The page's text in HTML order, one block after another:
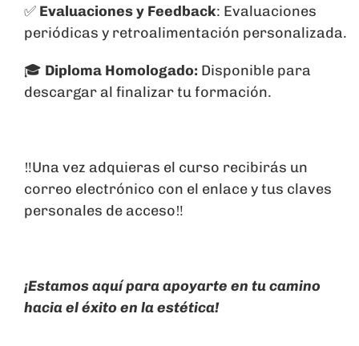
✅ Evaluaciones y Feedback: Evaluaciones
periódicas y retroalimentación personalizada.
🎓 Diploma Homologado: Disponible para
descargar al finalizar tu formación.
‼️Una vez adquieras el curso recibirás un
correo electrónico con el enlace y tus claves
personales de acceso‼️
¡Estamos aquí para apoyarte en tu camino
hacia el éxito en la estética!